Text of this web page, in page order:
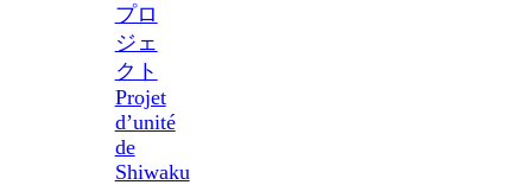
プロ
ジェ
クト
Projet
d’unité
de
Shiwaku